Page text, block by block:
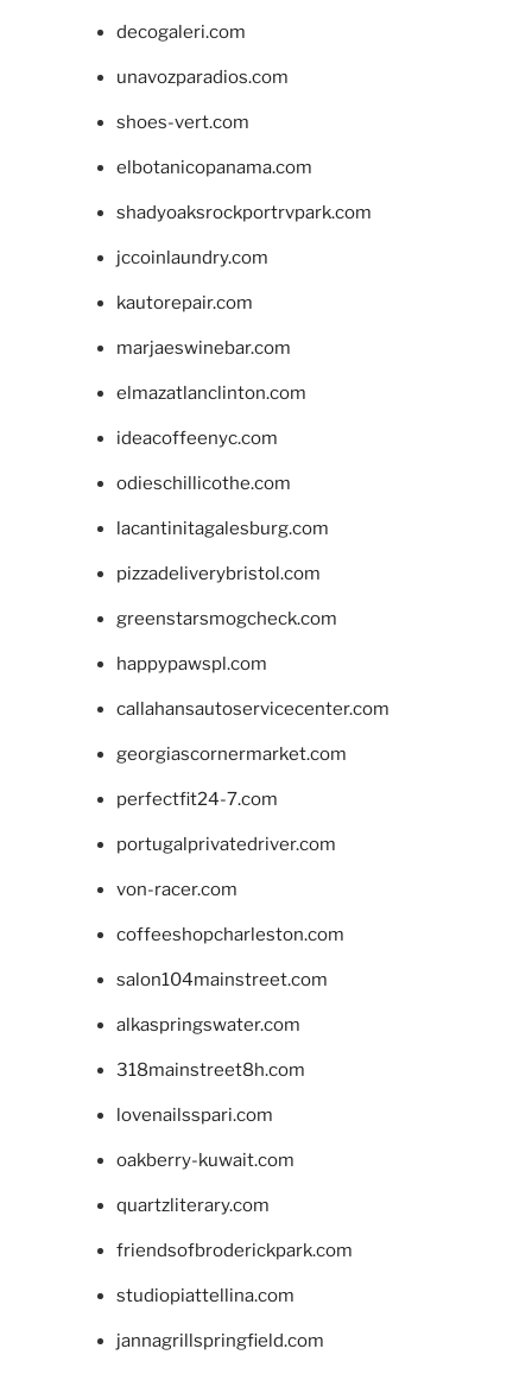
decogaleri.com
unavozparadios.com
shoes-vert.com
elbotanicopanama.com
shadyoaksrockportrvpark.com
jccoinlaundry.com
kautorepair.com
marjaeswinebar.com
elmazatlanclinton.com
ideacoffeenyc.com
odieschillicothe.com
lacantinitagalesburg.com
pizzadeliverybristol.com
greenstarsmogcheck.com
happypawspl.com
callahansautoservicecenter.com
georgiascornermarket.com
perfectfit24-7.com
portugalprivatedriver.com
von-racer.com
coffeeshopcharleston.com
salon104mainstreet.com
alkaspringswater.com
318mainstreet8h.com
lovenailsspari.com
oakberry-kuwait.com
quartzliterary.com
friendsofbroderickpark.com
studiopiattellina.com
jannagrillspringfield.com